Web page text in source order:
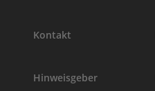
Kontakt
Hinweisgeber